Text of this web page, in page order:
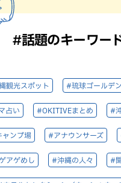
#話題のキーワー
観光スポット #琉球ゴールデ
占い #OKITIVEまとめ #
ャンプ場 #アナウンサーズ
アゲめし #沖縄の人々 #